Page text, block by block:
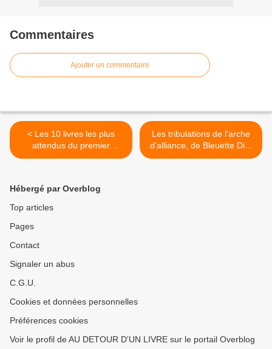
Commentaires
Ajouter un commentaire
< Les 10 livres les plus
attendus du premier
trimestre 2024
Les tribulations de l'arche
d'alliance, de Bleuette Diot
>
Hébergé par Overblog
Top articles
Pages
Contact
Signaler un abus
C.G.U.
Cookies et données personnelles
Préférences cookies
Voir le profil de AU DETOUR D'UN LIVRE sur le portail Overblog